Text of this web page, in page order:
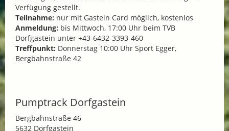
Verfügung gestellt.
Teilnahme: nur mit Gastein Card möglich, kostenlos
Anmeldung: bis Mittwoch, 17:00 Uhr beim TVB
Dorfgastein unter +43-6432-3393-460
Treffpunkt: Donnerstag 10:00 Uhr Sport Egger,
Bergbahnstraße 42
Pumptrack Dorfgastein
Bergbahnstraße 46
5632 Dorfgastein